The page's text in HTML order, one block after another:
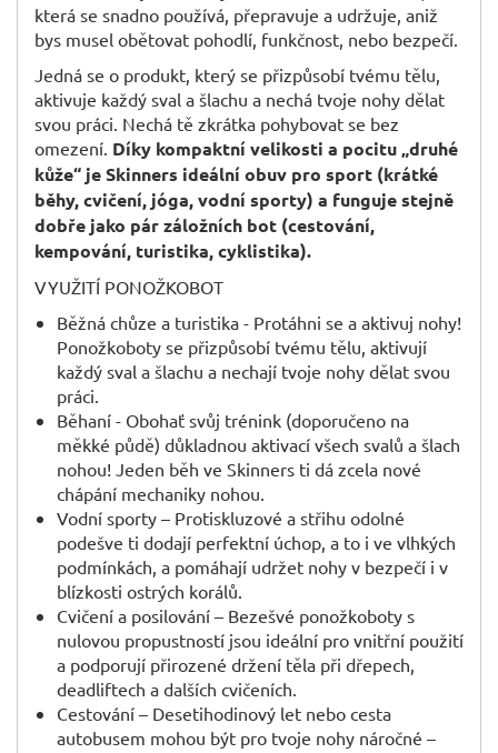
která se snadno používá, přepravuje a udržuje, aniž
bys musel obětovat pohodlí, funkčnost, nebo bezpečí.
Jedná se o produkt, který se přizpůsobí tvému tělu,
aktivuje každý sval a šlachu a nechá tvoje nohy dělat
svou práci. Nechá tě zkrátka pohybovat se bez
omezení. Díky kompaktní velikosti a pocitu „druhé
kůže“ je Skinners ideální obuv pro sport (krátké
běhy, cvičení, jóga, vodní sporty) a funguje stejně
dobře jako pár záložních bot (cestování,
kempování, turistika, cyklistika).
VYUŽITÍ PONOŽKOBOT
Běžná chůze a turistika - Protáhni se a aktivuj nohy!
Ponožkoboty se přizpůsobí tvému tělu, aktivují
každý sval a šlachu a nechají tvoje nohy dělat svou
práci.
Běhaní - Obohať svůj trénink (doporučeno na
měkké půdě) důkladnou aktivací všech svalů a šlach
nohou! Jeden běh ve Skinners ti dá zcela nové
chápání mechaniky nohou.
Vodní sporty – Protiskluzové a střihu odolné
podešve ti dodají perfektní úchop, a to i ve vlhkých
podmínkách, a pomáhají udržet nohy v bezpečí i v
blízkosti ostrých korálů.
Cvičení a posilování – Bezešvé ponožkoboty s
nulovou propustností jsou ideální pro vnitřní použití
a podporují přirozené držení těla při dřepech,
deadliftech a dalších cvičeních.
Cestování – Desetihodinový let nebo cesta
autobusem mohou být pro tvoje nohy náročné –